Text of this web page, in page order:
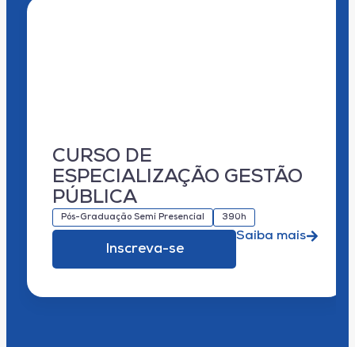
CURSO DE
ESPECIALIZAÇÃO GESTÃO
PÚBLICA
Pós-Graduação Semi Presencial 390h
Inscreva-se
Saiba mais